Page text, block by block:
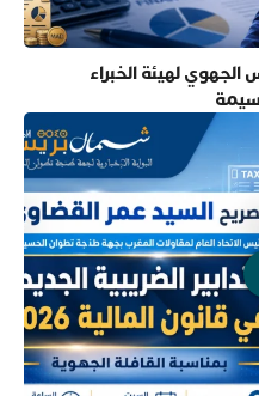
لهيئة الخبراء